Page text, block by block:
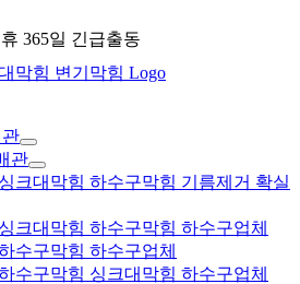
365일 긴급출동
관
크대막힘 하수구막힘 기름제거 확실
크대막힘 하수구막힘 하수구업체
수구막힘 하수구업체
수구막힘 싱크대막힘 하수구업체